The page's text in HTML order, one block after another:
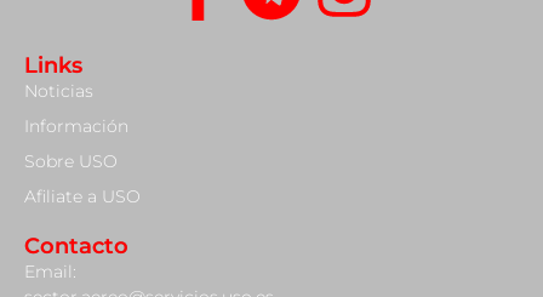
Links
Noticias
Información
Sobre USO
Afiliate a USO
Contacto
Email: